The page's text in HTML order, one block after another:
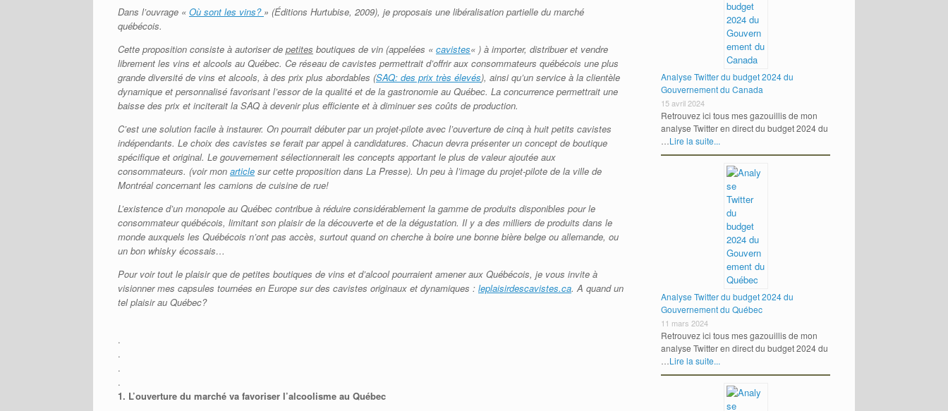
Dans l’ouvrage « Où sont les vins? » (Éditions Hurtubise, 2009), je proposais une libéralisation partielle du marché
québécois.
Cette proposition consiste à autoriserde petites boutiques de vin (appelées « cavistes« ) à importer, distribuer et vendre
librement les vins et alcools au Québec. Ce réseau de cavistes permettrait d’offrir aux consommateurs québécois une plus
grande diversité de vins et alcools, à des prix plus abordables (SAQ: des prix très élevés), ainsi qu’un service à la clientèle
dynamique et personnalisé favorisant l’essor de la qualité et de la gastronomie au Québec. La concurrence permettrait une
baisse des prix et inciterait la SAQ à devenir plus efficiente et à diminuer ses coûts de production.
C’est une solution facile à instaurer. On pourrait débuter par un projet-pilote avec l’ouverture de cinq à huit petits cavistes
indépendants. Le choix des cavistes se ferait par appel à candidatures. Chacun devra présenter un concept de boutique
spécifique et original. Le gouvernement sélectionnerait les concepts apportant le plus de valeur ajoutée aux
consommateurs. (voir mon article sur cette proposition dans La Presse). Un peu à l’image du projet-pilote de la ville de
Montréal concernant les camions de cuisine de rue!
L’existence d’un monopole au Québec contribue à réduire considérablement la gamme de produits disponibles pour le
consommateur québécois, limitant son plaisir de la découverte et de la dégustation. Il y a des milliers de produits dans le
monde auxquels les Québécois n’ont pas accès, surtout quand on cherche à boire une bonne bière belge ou allemande, ou
un bon whisky écossais…
Pour voir tout le plaisir que de petites boutiques de vins et d’alcool pourraient amener aux Québécois, je vous invite à
visionner mes capsules tournées en Europe sur des cavistes originaux et dynamiques : leplaisirdescavistes.ca. A quand un
tel plaisir au Québec?
.
.
.
.
1. L’ouverture du marché va favoriser l’alcoolisme au Québec
Analyse Twitter du budget 2024 du
Gouvernement du Canada
15 avril 2024
Retrouvez ici tous mes gazouillis de mon
analyse Twitter en direct du budget 2024 du
…Lire la suite...
Analyse Twitter du budget 2024 du
Gouvernement du Québec
11 mars 2024
Retrouvez ici tous mes gazouillis de mon
analyse Twitter en direct du budget 2024 du
…Lire la suite...